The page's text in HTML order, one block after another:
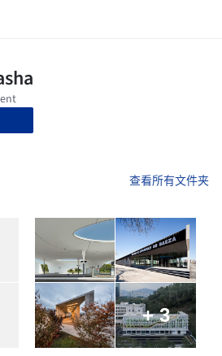
查看所有文件夹
+ 3